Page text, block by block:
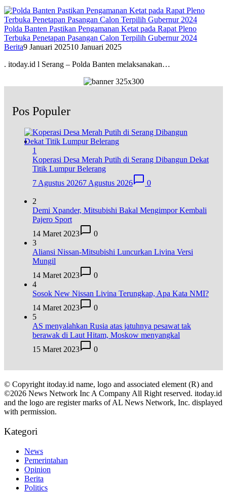
Polda Banten Pastikan Pengamanan Ketat pada Rapat Pleno
Terbuka Penetapan Pasangan Calon Terpilih Gubernur 2024
Berita9 Januari 202510 Januari 2025
. itoday.id l Serang – Polda Banten melaksanakan…
Pos Populer
1
Koperasi Desa Merah Putih di Serang Dibangun Dekat
Titik Lumpur Belerang
7 Agustus 20267 Agustus 2026 0
2
Demi Xpander, Mitsubishi Bakal Mengimpor Kembali
Pajero Sport
14 Maret 2023
0
3
Aliansi Nissan-Mitsubishi Luncurkan Livina Versi
Mungil
14 Maret 2023
0
4
Sosok New Nissan Livina Terungkap, Apa Kata NMI?
14 Maret 2023
0
5
AS menyalahkan Rusia atas jatuhnya pesawat tak
berawak di Laut Hitam, Moskow menyangkal
15 Maret 2023
0
© Copyright itoday.id name, logo and associated element (R) and
©2026 News Network Inc A Company All Right reserved. itoday.id
and the logo are register marks of AL News Network, Inc. displayed
with permission.
Kategori
News
Pemerintahan
Opinion
Berita
Politics